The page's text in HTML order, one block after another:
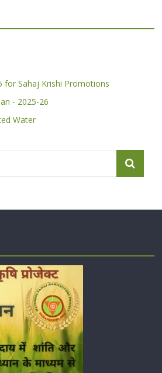
for Sahaj Krishi Promotions
- 2025-26
Water